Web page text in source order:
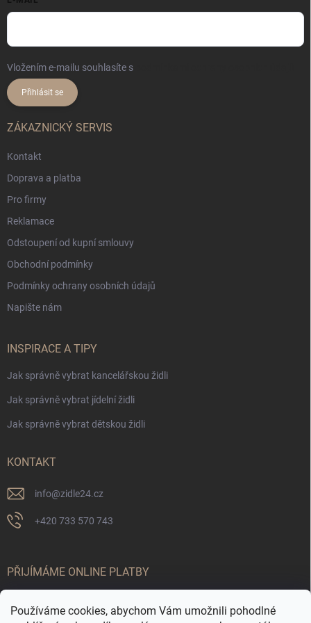
Používáme cookies, abychom Vám umožnili pohodlné
Vložením e-mailu souhlasíte s
Přihlásit se
ZÁKAZNICKÝ SERVIS
Kontakt
Doprava a platba
Pro firmy
Reklamace
Odstoupení od kupní smlouvy
Obchodní podmínky
Podmínky ochrany osobních údajů
Napište nám
INSPIRACE A TIPY
Jak správně vybrat kancelářskou židli
Jak správně vybrat jídelní židli
Jak správně vybrat dětskou židli
KONTAKT
info@zidle24.cz
+420 733 570 743
PŘIJÍMÁME ONLINE PLATBY